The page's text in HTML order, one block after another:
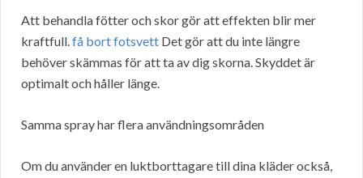
Att behandla fötter och skor gör att effekten blir mer
kraftfull.få bort fotsvett Det gör att du inte längre
behöver skämmas för att ta av dig skorna. Skyddet är
optimalt och håller länge.
Samma spray har flera användningsområden
Om du använder en luktborttagare till dina kläder också,